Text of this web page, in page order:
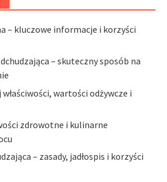
– kluczowe informacje i korzyści
– skuteczny sposób na
wartości odżywcze i
zdrowotne i kulinarne
– zasady, jadłospis i korzyści